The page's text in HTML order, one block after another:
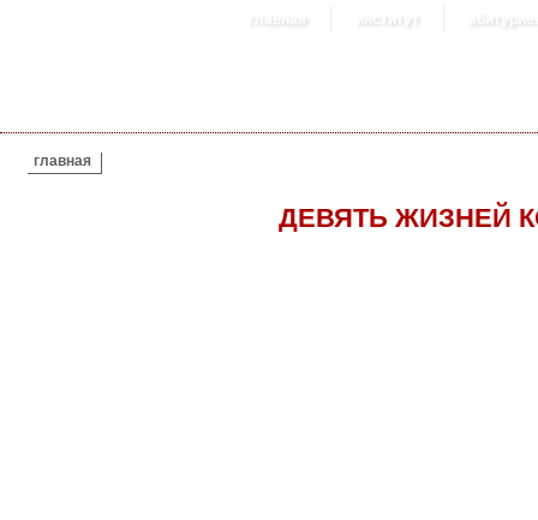
главная институт
ВЫ ЗДЕСЬ
главная
ДЕВЯТЬ ЖИЗНЕЙ